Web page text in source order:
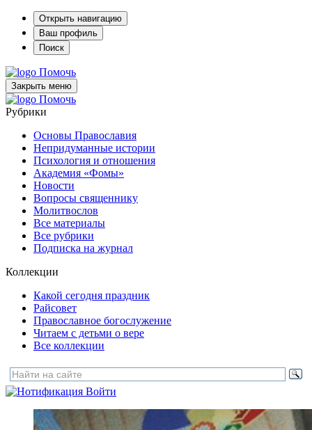
Открыть навигацию
Ваш профиль
Поиск
Помочь
Закрыть меню
Помочь
Рубрики
Основы Православия
Непридуманные истории
Психология и отношения
Академия «Фомы»
Новости
Вопросы священнику
Молитвослов
Все материалы
Все рубрики
Подписка на журнал
Коллекции
Какой сегодня праздник
Райсовет
Православное богослужение
Читаем с детьми о вере
Все коллекции
Войти